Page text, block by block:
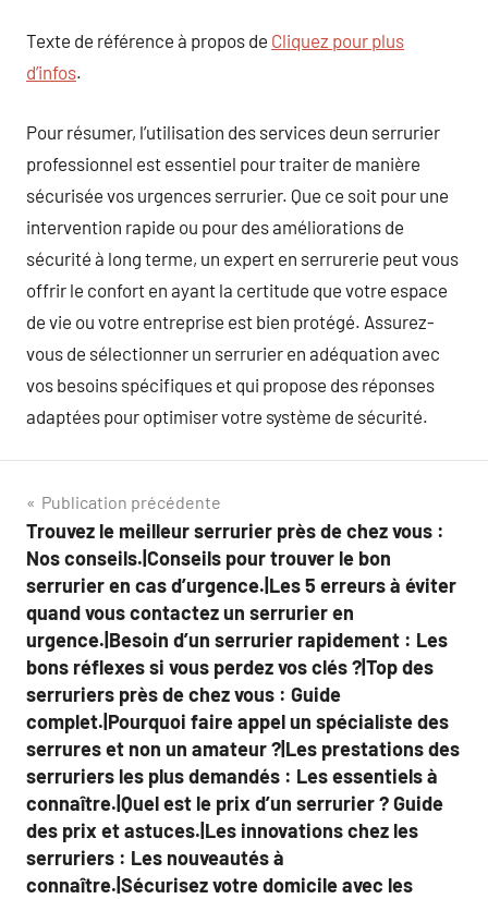
Texte de référence à propos de Cliquez pour plus
d’infos.
Pour résumer, l’utilisation des services deun serrurier
professionnel est essentiel pour traiter de manière
sécurisée vos urgences serrurier. Que ce soit pour une
intervention rapide ou pour des améliorations de
sécurité à long terme, un expert en serrurerie peut vous
offrir le confort en ayant la certitude que votre espace
de vie ou votre entreprise est bien protégé. Assurez-
vous de sélectionner un serrurier en adéquation avec
vos besoins spécifiques et qui propose des réponses
adaptées pour optimiser votre système de sécurité.
Navigation
de
l’article
Publication précédente
Trouvez le meilleur serrurier près de chez vous :
Nos conseils.|Conseils pour trouver le bon
serrurier en cas d’urgence.|Les 5 erreurs à éviter
quand vous contactez un serrurier en
urgence.|Besoin d’un serrurier rapidement : Les
bons réflexes si vous perdez vos clés ?|Top des
serruriers près de chez vous : Guide
complet.|Pourquoi faire appel un spécialiste des
serrures et non un amateur ?|Les prestations des
serruriers les plus demandés : Les essentiels à
connaître.|Quel est le prix d’un serrurier ? Guide
des prix et astuces.|Les innovations chez les
serruriers : Les nouveautés à
connaître.|Sécurisez votre domicile avec les